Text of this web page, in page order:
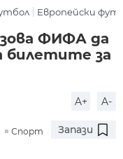
Европейски
ФИФА да
билетите за
A+ A-
Спорт Запази